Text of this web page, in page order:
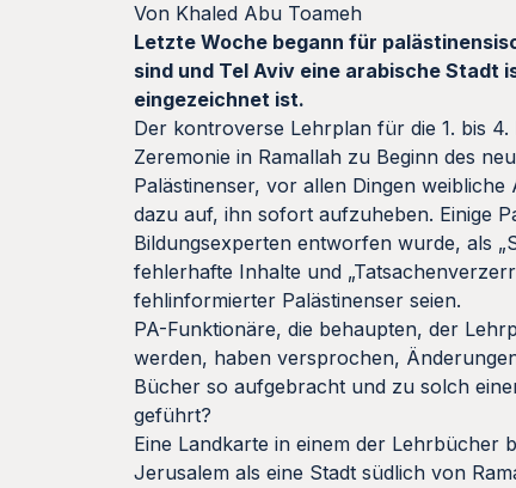
Von Khaled Abu Toameh
Letzte Woche begann für
sind und Tel Aviv eine arabische Stadt
eingezeichnet ist.
Der kontroverse Lehrplan für die 1. bis
Zeremonie in Ramallah zu Beginn des
Palästinenser, vor allen Dingen
dazu auf, ihn sofort aufzuheben. Einige
Bildungsexperten entworfen wurde, als
fehlerhafte Inhalte und
fehlinformierter Palästinenser seien.
PA-Funktionäre, die behaupten, der
werden, haben versprochen,
Bücher so aufgebracht und zu solch
geführt?
Eine Landkarte in einem der Lehrbücher
Jerusalem als eine Stadt südlich von